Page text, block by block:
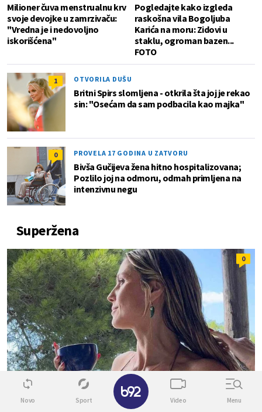
Milioner čuva menstrualnu krv
svoje devojke u zamrzivaču:
"Vredna je i nedovoljno
iskorišćena"
Pogledajte kako izgleda
raskošna vila Bogoljuba
Karića na moru: Zidovi u
staklu, ogroman bazen...
FOTO
1 OTVORILA DUŠU
Britni Spirs slomljena - otkrila šta joj je rekao
sin: "Osećam da sam podbacila kao majka"
0 PROVELA 17 GODINA U ZATVORU
Bivša Gučijeva žena hitno hospitalizovana;
Pozlilo joj na odmoru, odmah primljena na
intenzivnu negu
Superžena
0
Novo Sport Video Menu
✕